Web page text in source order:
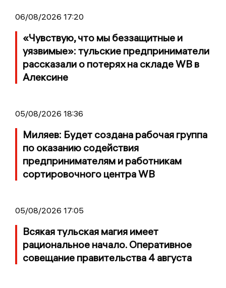
06/08/2026 17:20
«Чувствую, что мы беззащитные и
уязвимые»: тульские предприниматели
рассказали о потерях на складе WB в
Алексине
05/08/2026 18:36
Миляев: Будет создана рабочая группа
по оказанию содействия
предпринимателям и работникам
сортировочного центра WB
05/08/2026 17:05
Всякая тульская магия имеет
рациональное начало. Оперативное
совещание правительства 4 августа